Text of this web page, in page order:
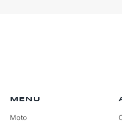
MENU
Moto